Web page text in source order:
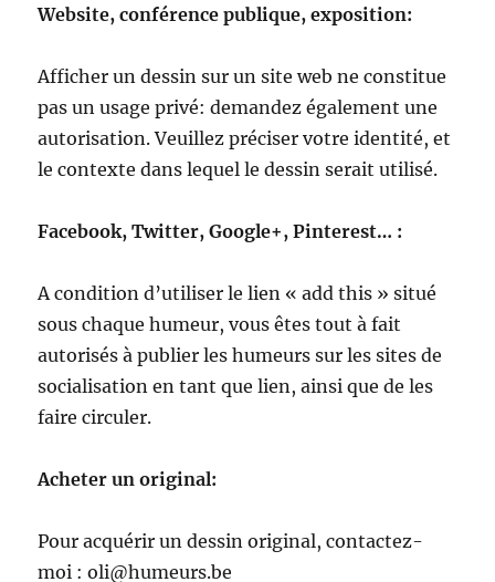
Website, conférence publique, exposition:
Afficher un dessin sur un site web ne constitue
pas un usage privé: demandez également une
autorisation. Veuillez préciser votre identité, et
le contexte dans lequel le dessin serait utilisé.
Facebook, Twitter, Google+, Pinterest… :
A condition d’utiliser le lien « add this » situé
sous chaque humeur, vous êtes tout à fait
autorisés à publier les humeurs sur les sites de
socialisation en tant que lien, ainsi que de les
faire circuler.
Acheter un original:
Pour acquérir un dessin original, contactez-
moi : oli@humeurs.be